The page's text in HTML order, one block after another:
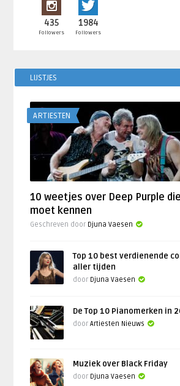
435
Followers
1984
Followers
LIJSTJES
ARTIESTEN
10 weetjes over Deep Purple
moet kennen
Geschreven door Djuna Vaesen
Top 10 best verdienende
aller tijden
door Djuna Vaesen
De Top 10 Pianomerken in
doorArtiesten Nieuws
Muziek over Black Friday
door Djuna Vaesen